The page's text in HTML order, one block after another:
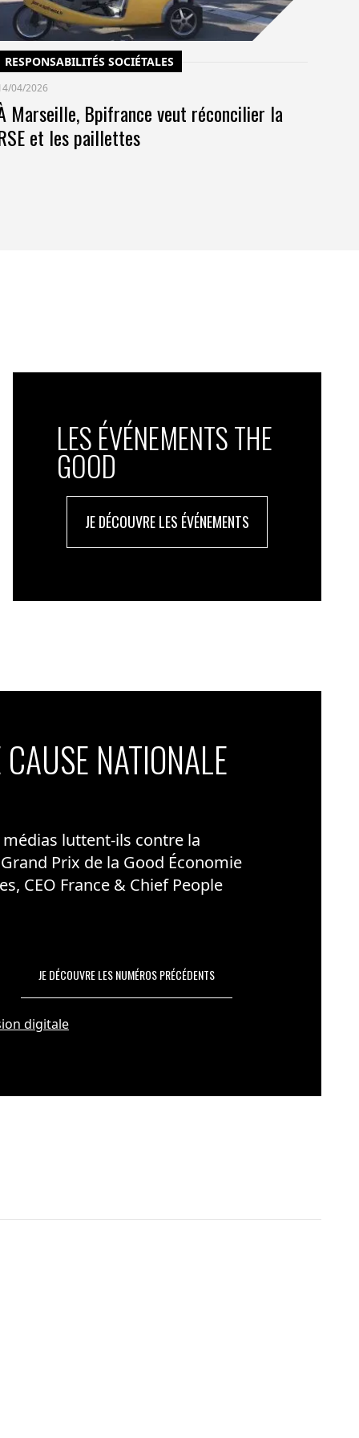
RESPONSABILITÉS SOCIÉTALES
04/2026
Marseille, Bpifrance veut réconcilier la
et les paillettes
LES ÉVÉNEMENTS THE
GOOD
JE DÉCOUVRE LES ÉVÉNEMENTS
NATIONALE
luttent-ils contre la
Prix de la Good Économie
CEO France & Chief People
JE DÉCOUVRE LES NUMÉROS PRÉCÉDENTS
digitale